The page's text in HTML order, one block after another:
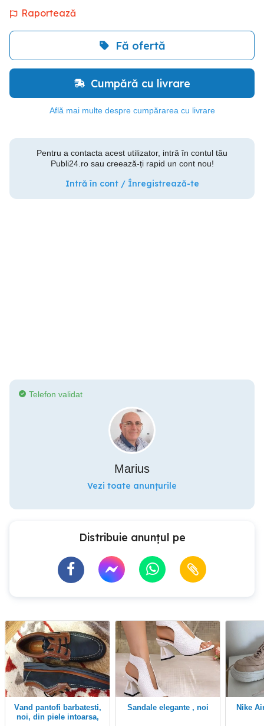
Raportează
Fă ofertă
Cumpără cu livrare
Află mai multe despre cumpărarea cu livrare
Pentru a contacta acest utilizator, intră în contul tău
Publi24.ro sau creează-ți rapid un cont nou!
Intră în cont / Înregistrează-te
Telefon validat
Marius
Vezi toate anunțurile
Distribuie anunțul pe
Vand pantofi barbatesti,
noi, din piele intoarsa,
Sandale elegante , noi Nike Air crem marimea